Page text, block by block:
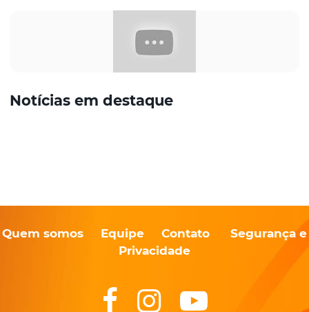
Notícias em destaque
Quem somos Equipe Contato
Segurança e
Privacidade